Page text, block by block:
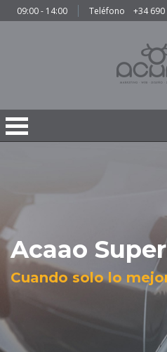
09:00 - 14:00 Teléfono +34
Acaao
Cuando solo lo